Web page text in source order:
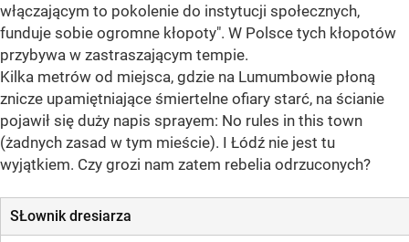
włączającym to pokolenie do instytucji społecznych,
funduje sobie ogromne kłopoty". W Polsce tych kłopotów
przybywa w zastraszającym tempie.
Kilka metrów od miejsca, gdzie na Lumumbowie płoną
znicze upamiętniające śmiertelne ofiary starć, na ścianie
pojawił się duży napis sprayem: No rules in this town
(żadnych zasad w tym mieście). I Łódź nie jest tu
wyjątkiem. Czy grozi nam zatem rebelia odrzuconych?
SŁownik dresiarza